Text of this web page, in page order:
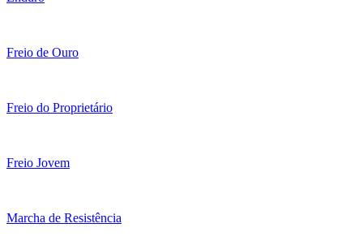
Freio de Ouro
Freio do Proprietário
Freio Jovem
Marcha de Resistência